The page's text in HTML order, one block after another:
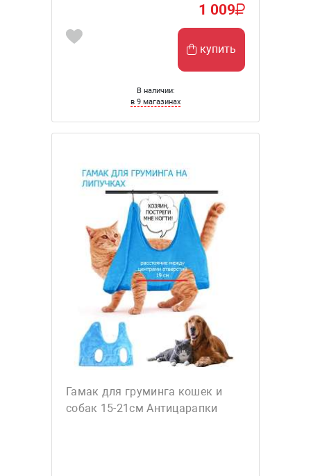
1 009
купить
В наличии:
в 9 магазинах
Гамак для груминга кошек и
собак 15-21см Антицарапки